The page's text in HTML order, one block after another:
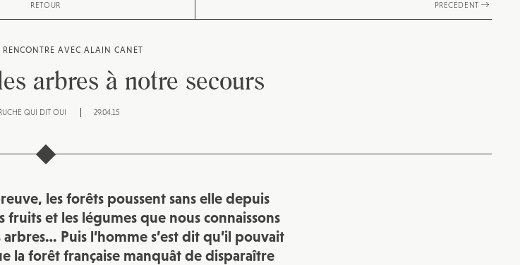
RETOUR PRÉCÉDENT
RENCONTRE AVEC ALAIN CANET
arbres à notre secours
QUI DIT OUI 29.04.15
les forêts poussent sans elle depuis
fruits et les légumes que nous connaissons
Puis l’homme s’est dit qu’il pouvait
la forêt française manquât de disparaître
À LA NEWSLETTER
les deux semaines notre lettre d’info avec une
…